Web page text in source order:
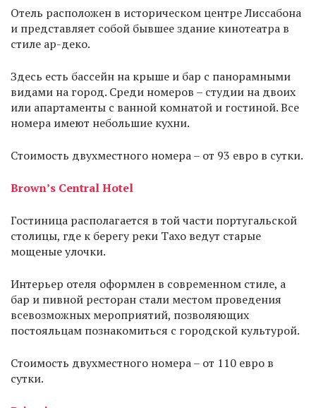
Отель расположен в историческом центре Лиссабона
и представляет собой бывшее здание кинотеатра в
стиле ар-деко.
Здесь есть бассейн на крыше и бар с панорамными
видами на город. Среди номеров – студии на двоих
или апартаменты с ванной комнатой и гостиной. Все
номера имеют небольшие кухни.
Стоимость двухместного номера – от 93 евро в сутки.
Brown’s Central Hotel
Гостиница располагается в той части португальской
столицы, где к берегу реки Тахо ведут старые
мощеные улочки.
Интерьер отеля оформлен в современном стиле, а
бар и пивной ресторан стали местом проведения
всевозможных мероприятий, позволяющих
постояльцам познакомиться с городской культурой.
Стоимость двухместного номера – от 110 евро в
сутки.